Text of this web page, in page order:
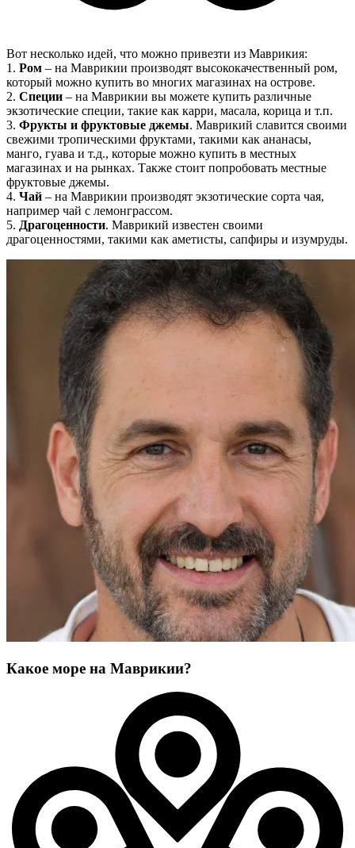
Вот несколько идей, что можно привезти из Маврикия:
1. Ром – на Маврикии производят высококачественный ром,
который можно купить во многих магазинах на острове.
2. Специи – на Маврикии вы можете купить различные
экзотические специи, такие как карри, масала, корица и т.п.
3. Фрукты и фруктовые джемы. Маврикий славится своими
свежими тропическими фруктами, такими как ананасы,
манго, гуава и т.д., которые можно купить в местных
магазинах и на рынках. Также стоит попробовать местные
фруктовые джемы.
4. Чай – на Маврикии производят экзотические сорта чая,
например чай с лемонграссом.
5. Драгоценности. Маврикий известен своими
драгоценностями, такими как аметисты, сапфиры и изумруды.
Какое море на Маврикии?